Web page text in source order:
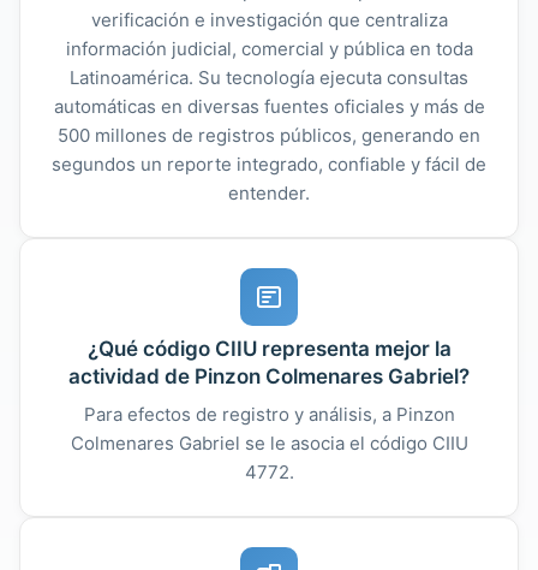
verificación e investigación que centraliza
información judicial, comercial y pública en toda
Latinoamérica. Su tecnología ejecuta consultas
automáticas en diversas fuentes oficiales y más de
500 millones de registros públicos, generando en
segundos un reporte integrado, confiable y fácil de
entender.
¿Qué código CIIU representa mejor la
actividad de Pinzon Colmenares Gabriel?
Para efectos de registro y análisis, a Pinzon
Colmenares Gabriel se le asocia el código CIIU
4772.